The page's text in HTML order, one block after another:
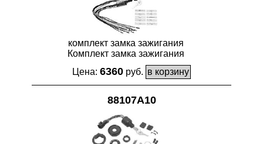
комплект замка зажигания
Комплект замка зажигания
Цена: 6360 руб.
88107A10